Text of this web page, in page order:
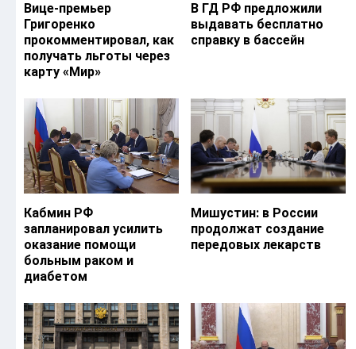
Вице-премьер
Григоренко
прокомментировал, как
получать льготы через
карту «Мир»
В ГД РФ предложили
выдавать бесплатно
справку в бассейн
Кабмин РФ
запланировал усилить
оказание помощи
больным раком и
диабетом
Мишустин: в России
продолжат создание
передовых лекарств